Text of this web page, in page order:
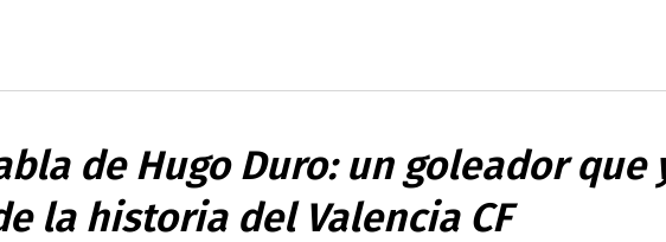
de Hugo Duro: un goleador que
la historia del Valencia CF